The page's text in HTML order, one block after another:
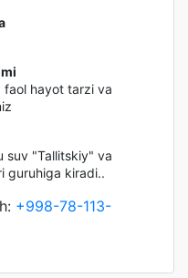
faol hayot tarzi va
suv "Tallitskiy" va
guruhiga kiradi..
+998-78-113-